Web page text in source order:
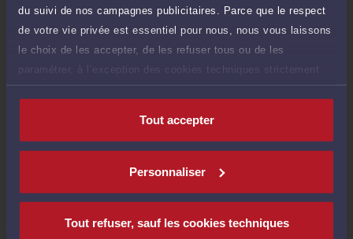
du suivi de nos campagnes publicitaires. Parce que le respect
de votre vie privée est essentiel pour nous, nous vous laissons
le choix de les accepter, de les refuser tous ou de les
paramétrer, à l’exception des cookies techniques strictement
nécessaires au fonctionnement du site.
Tout accepter
Personnaliser
Tout refuser, sauf les cookies techniques
Voir sa Grille indicative des Honoraires
Payer des honoraires ou une facture
Vous souhaitez payer une facture ou des
Compétences